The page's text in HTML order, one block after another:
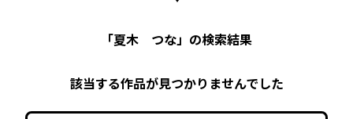
「夏木 つな」の検索結果
該当する作品が見つかりませんでした